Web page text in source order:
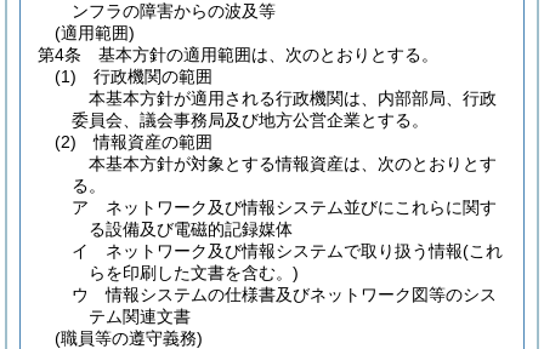
ンフラの障害からの波及等
(適用範囲)
第4条
基本方針の適用範囲は、次のとおりとする。
(1)
行政機関の範囲
本基本方針が適用される行政機関は、内部部局、行政
委員会、議会事務局及び地方公営企業とする。
(2)
情報資産の範囲
本基本方針が対象とする情報資産は、次のとおりとす
る。
ア
ネットワーク及び情報システム並びにこれらに関す
る設備及び電磁的記録媒体
イ
ネットワーク及び情報システムで取り扱う情報(これ
らを印刷した文書を含む。)
ウ
情報システムの仕様書及びネットワーク図等のシス
テム関連文書
(職員等の遵守義務)